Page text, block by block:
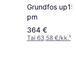
Grundfos
pm
364 €
Tai 63,58 €/kk.¹